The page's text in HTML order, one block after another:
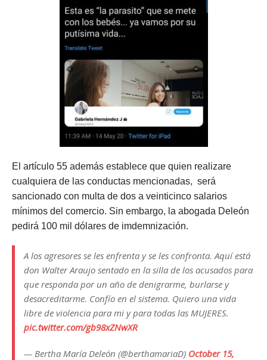
El artículo 55 además establece que quien realizare
cualquiera de las conductas mencionadas, será
sancionado con multa de dos a veinticinco salarios
mínimos del comercio. Sin embargo, la abogada Deleón
pedirá 100 mil dólares de imdemnización.
A los agresores se les enfrenta y se les confronta. Aquí está
don Walter Araujo sentado en la silla de los acusados para
que responda por un año de denigrarme, burlarse y
desacreditarme. Confío en el sistema. Quiero una vida
libre de violencia para mi y para todas las MUJERES.
pic.twitter.com/gb98xZNwXR
— Bertha María Deleón (@berthamariaD) October 15,